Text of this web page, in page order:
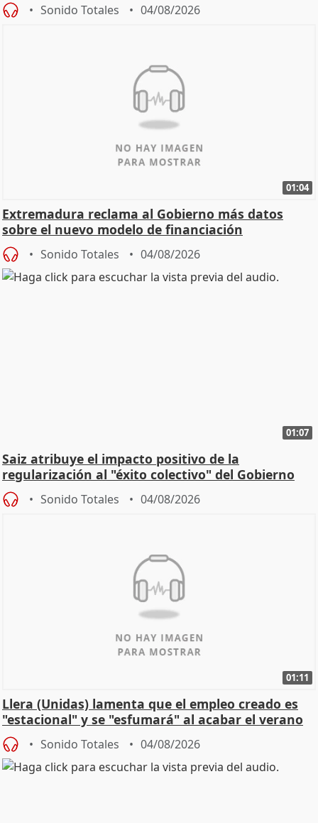
Sonido Totales 04/08/2026
01:04
Extremadura reclama al Gobierno más datos
sobre el nuevo modelo de financiación
Sonido Totales 04/08/2026
01:07
Saiz atribuye el impacto positivo de la
regularización al "éxito colectivo" del Gobierno
Sonido Totales 04/08/2026
01:11
Llera (Unidas) lamenta que el empleo creado es
"estacional" y se "esfumará" al acabar el verano
Sonido Totales 04/08/2026